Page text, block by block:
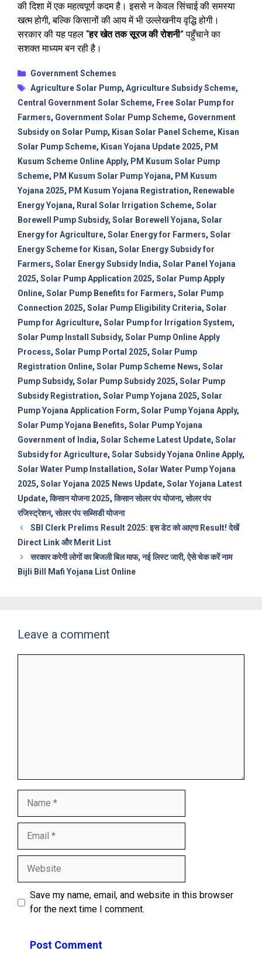
की दिशा में एक महत्वपूर्ण कदम है। इससे न केवल सिंचाई की समस्या
खत्म होगी, बल्कि किसानों की आय में भी उल्लेखनीय वृद्धि होगी।
सरकार की यह पहल “हर खेत तक सूरज की रोशनी” पहुँचाने का
सशक्त माध्यम बन रही है।
Categories
Government Schemes
Tags
Agriculture Solar Pump,Agriculture Subsidy Scheme,
Central Government Solar Scheme, Free Solar Pump for
Farmers, Government Solar Pump Scheme, Government
Subsidy on Solar Pump, Kisan Solar Panel Scheme, Kisan
Solar Pump Scheme, Kisan Yojana Update 2025, PM
Kusum Scheme Online Apply, PM Kusum Solar Pump
Scheme, PM Kusum Solar Pump Yojana, PM Kusum
Yojana 2025, PM Kusum Yojana Registration, Renewable
Energy Yojana, Rural Solar Irrigation Scheme, Solar
Borewell Pump Subsidy, Solar Borewell Yojana, Solar
Energy for Agriculture, Solar Energy for Farmers, Solar
Energy Scheme for Kisan, Solar Energy Subsidy for
Farmers, Solar Energy Subsidy India, Solar Panel Yojana
2025, Solar Pump Application 2025, Solar Pump Apply
Online, Solar Pump Benefits for Farmers, Solar Pump
Connection 2025, Solar Pump Eligibility Criteria, Solar
Pump for Agriculture, Solar Pump for Irrigation System,
Solar Pump Install Subsidy, Solar Pump Online Apply
Process, Solar Pump Portal 2025, Solar Pump
Registration Online, Solar Pump Scheme News, Solar
Pump Subsidy, Solar Pump Subsidy 2025, Solar Pump
Subsidy Registration, Solar Pump Yojana 2025, Solar
Pump Yojana Application Form, Solar Pump Yojana Apply,
Solar Pump Yojana Benefits, Solar Pump Yojana
Government of India, Solar Scheme Latest Update, Solar
Subsidy for Agriculture, Solar Subsidy Yojana Online Apply,
Solar Water Pump Installation, Solar Water Pump Yojana
2025, Solar Yojana 2025 News Update, Solar Yojana Latest
Update,किसान योजना 2025,किसान सोलर पंप योजना,सोलर पंप
रजिस्ट्रेशन,सोलर पंप सब्सिडी योजना
SBI Clerk Prelims Result 2025: इस डेट को आएगा Result! देखें
Direct Link और Merit List
सरकार करेगी लोगों का बिजली बिल माफ, नई लिस्ट जारी, ऐसे चेक करें नाम
Bijli Bill Mafi Yojana List Online
Leave a comment
Save my name, email, and website in this browser
for the next time I comment.